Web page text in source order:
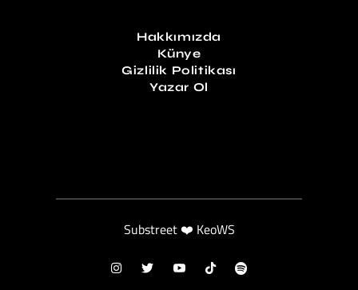
Hakkımızda
Künye
Gizlilik Politikası
Yazar Ol
Substreet ❤️ KeoWS